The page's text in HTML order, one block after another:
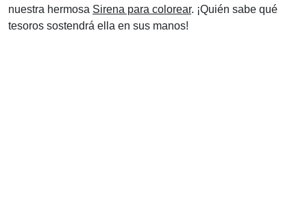
nuestra hermosa Sirena para colorear. ¡Quién sabe qué
tesoros sostendrá ella en sus manos!